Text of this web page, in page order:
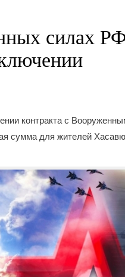
силах
контракта с
сумма для жителей